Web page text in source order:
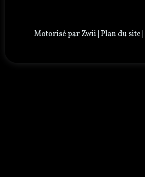
Motorisé parZwii Plan du site